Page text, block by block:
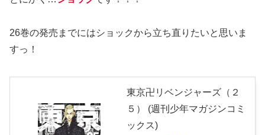
26巻の発売までにはショックから立ち直りたいと思いま
すっ！
東京卍リベンジャーズ（２
５） (週刊少年マガジンコミ
ックス)